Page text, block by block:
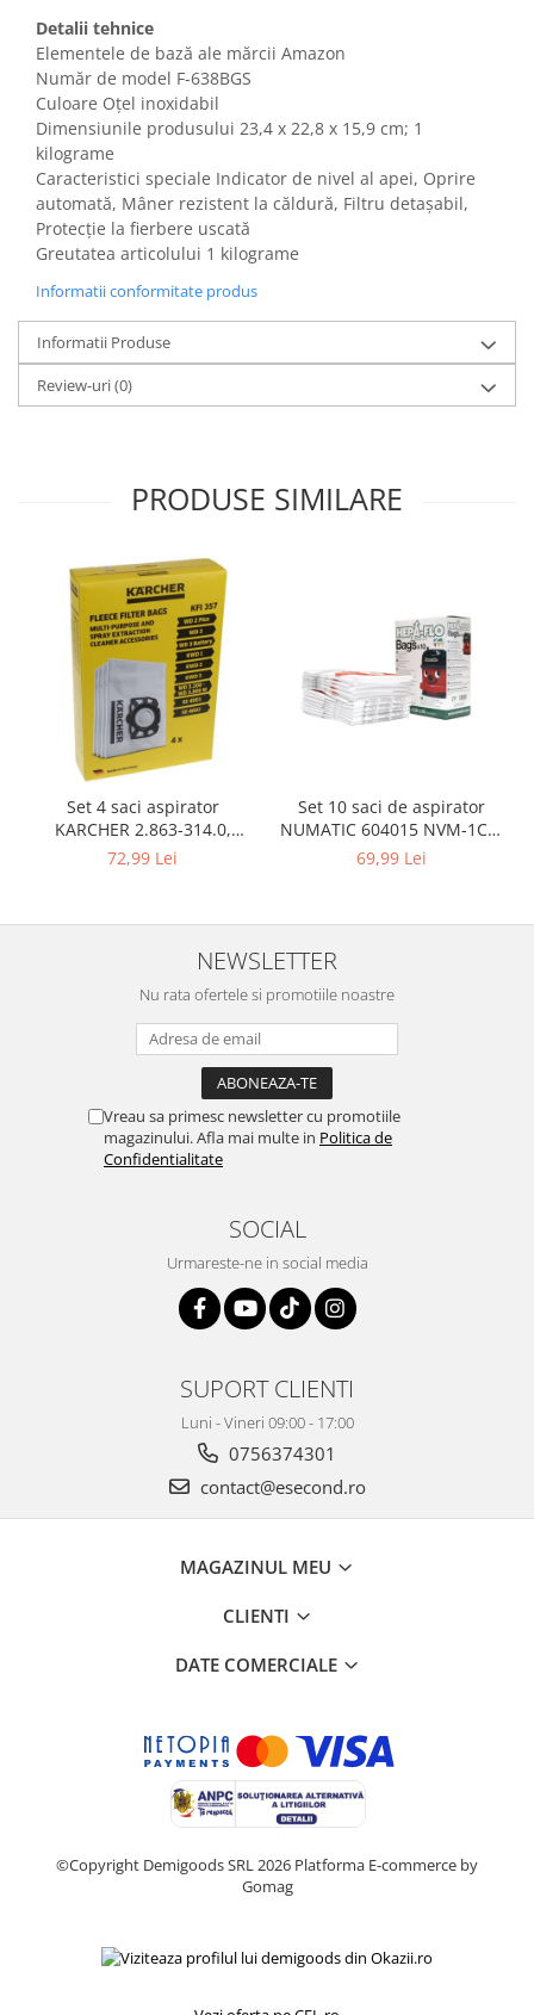
Bijuterii
Ceasuri barbatesti
Ceasuri dama
Cutii, curele si accesorii ceasuri
Genti si accesorii barbati
Genti si accesorii femei
Imbracaminte barbati
Imbracaminte femei
Incaltaminte barbati
Incaltaminte femei
Ochelari de soare
Ochelari de vedere
Console, Jocuri & Accesorii
Accesorii aparate de ras electrice
Accesorii aparate hair styling
Aparate & Accesorii ingrijire
personala
Aparate cosmetice
Articole Sanatate si Wellness
Consumabile sanitare
Cosmetice si produse ingrijire
personala
Igiena dentara
Jucarii, Copii & Bebe
Hrana bebelusi
Accesorii animale de companie
Acvaristica
Castroane si adapatori animale
Zgarzi, lese si hamuri
PC, Periferice & Software
Imprimante, Scanere &
Retelistica & Supraveghere
Servere, Componente & UPS
Sport & Activitati in aer liber
TV, Audio & Foto
Camere video si sport
Detalii tehnice
Elementele de bază ale mărcii Amazon
Număr de model F-638BGS
Culoare Oțel inoxidabil
Dimensiunile produsului ‎23,4 x 22,8 x 15,9 cm; 1
kilograme
Caracteristici speciale Indicator de nivel al apei, Oprire
automată, Mâner rezistent la căldură, Filtru detașabil,
Protecție la fierbere uscată
Greutatea articolului 1 kilograme
Informatii conformitate produs
Informatii Produse
Review-uri(0)
PRODUSE SIMILARE
Set 4 saci aspirator
KARCHER 2.863-314.0,
compatibil cu WD, KWD, SE
72,99 Lei
Set 10 saci de aspirator
NUMATIC 604015 NVM-1CH,
9L
69,99 Lei
NEWSLETTER
Nu rata ofertele si promotiile noastre
Vreau sa primesc newsletter cu promotiile
magazinului. Afla mai multe in Politica de
Confidentialitate
SOCIAL
Urmareste-ne in social media
SUPORT CLIENTI
Luni - Vineri 09:00 - 17:00
0756374301
contact@esecond.ro
MAGAZINUL MEU
CLIENTI
DATE COMERCIALE
©Copyright Demigoods SRL 2026 Platforma E-commerce by
Gomag